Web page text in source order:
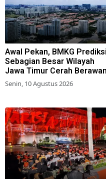
Awal Pekan, BMKG Prediksi
Sebagian Besar Wilayah
Jawa Timur Cerah Berawan
Senin, 10 Agustus 2026